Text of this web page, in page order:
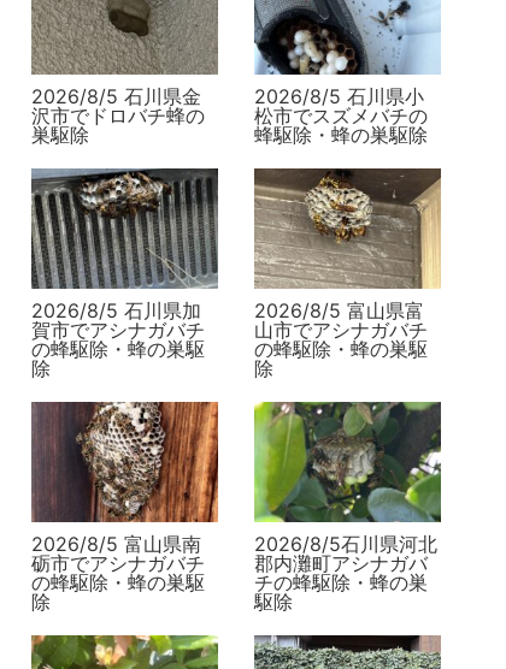
2026/8/5 石川県金
沢市でドロバチ蜂の
巣駆除
2026/8/5 石川県小
松市でスズメバチの
蜂駆除・蜂の巣駆除
2026/8/5 石川県加
賀市でアシナガバチ
の蜂駆除・蜂の巣駆
除
2026/8/5 富山県富
山市でアシナガバチ
の蜂駆除・蜂の巣駆
除
2026/8/5 富山県南
砺市でアシナガバチ
の蜂駆除・蜂の巣駆
除
2026/8/5石川県河北
郡内灘町アシナガバ
チの蜂駆除・蜂の巣
駆除